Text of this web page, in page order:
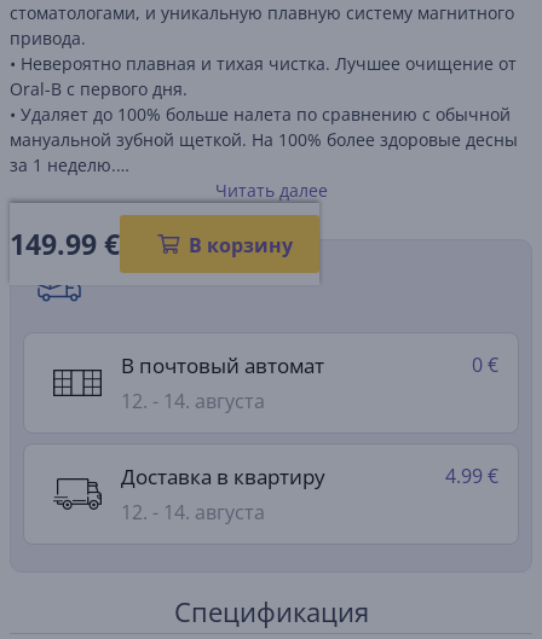
стоматологами, и уникальную плавную систему магнитного
привода.
• Невероятно плавная и тихая чистка. Лучшее очищение от
Oral-B с первого дня.
• Удаляет до 100% больше налета по сравнению с обычной
мануальной зубной щеткой. На 100% более здоровые десны
за 1 неделю.
• Разработанная со стоматологами уникальная круглая
насадка профессионально очищает с помощью
микровибраций и колебательных движений. Перекрестные
щетинки, расположенные под углом 16 градусов, удаляют
больше налета*, обеспечивая превосходное очищение (*по
Читать далее
149.99€ В корзину
Способы доставки
В почтовый автомат
12. - 14. августа
0 €
Доставка в квартиру
12. - 14. августа
4.99 €
Спецификация